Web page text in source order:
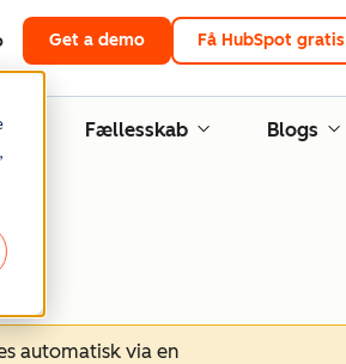
Get a demo Få HubSpot gratis
Fællesskab Blogs
automatisk via en